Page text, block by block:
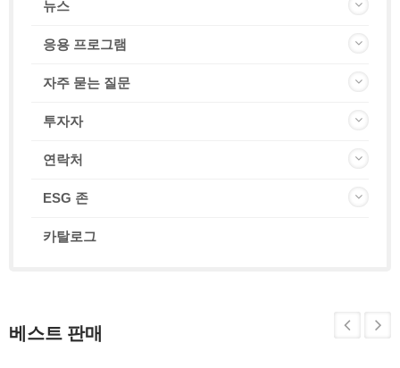
뉴스
응용 프로그램
자주 묻는 질문
투자자
연락처
ESG 존
카탈로그
베스트 판매